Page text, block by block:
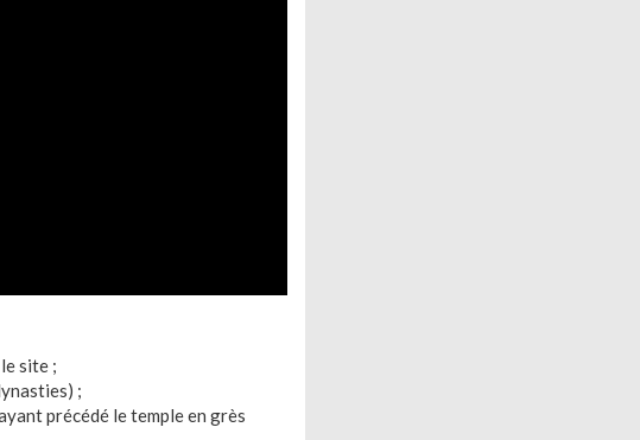
site ;
;
précédé le temple en grès